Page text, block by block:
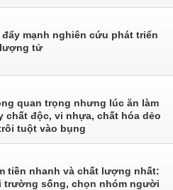
đẩy mạnh nghiên cứu phát triển
tử
quan trọng nhưng lúc ăn làm
chất độc, vi nhựa, chất hóa dẻo
tuột vào bụng
tiền nhanh và chất lượng nhất:
trường sống, chọn nhóm người